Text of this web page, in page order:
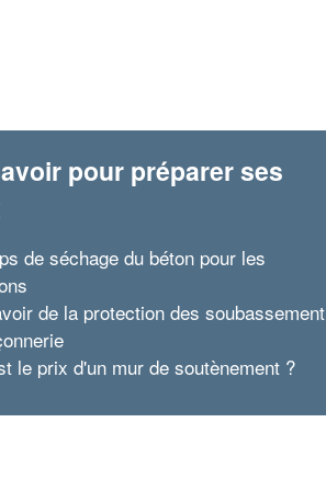
pour préparer ses
de séchage du béton pour les
de la protection des soubassement
le prix d'un mur de soutènement ?